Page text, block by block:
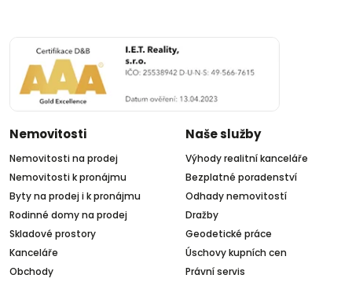
Nemovitosti
Nemovitosti na prodej
Nemovitosti k pronájmu
Byty na prodej i k pronájmu
Rodinné domy na prodej
Skladové prostory
Kanceláře
Obchody
Naše služby
Výhody realitní kanceláře
Bezplatné poradenství
Odhady nemovitostí
Dražby
Geodetické práce
Úschovy kupních cen
Právní servis